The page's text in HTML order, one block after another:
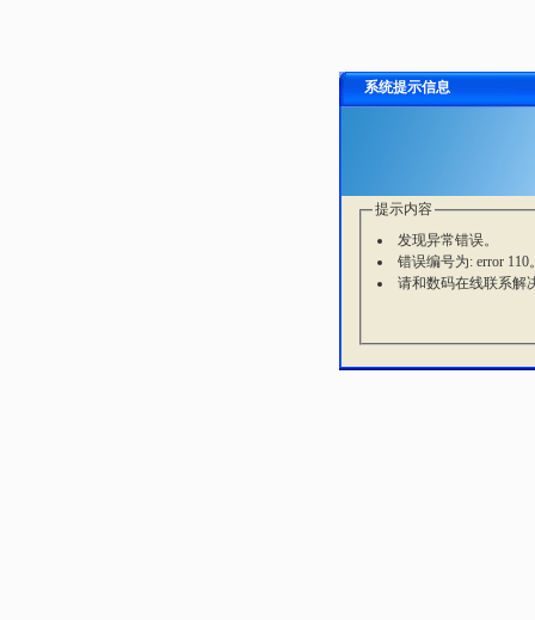
系统提示信息
提示内容
发现异常错误。
错误编号为: error 110
请和数码在线联系解